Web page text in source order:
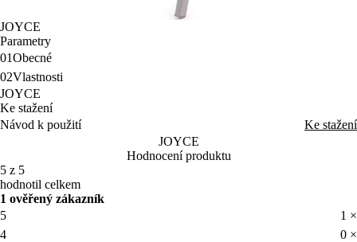
JOYCE
Parametry
01Obecné
02Vlastnosti
JOYCE
Ke stažení
Návod k použití
Ke stažení
JOYCE
Hodnocení produktu
5 z 5
hodnotil celkem
1 ověřený zákazník
5
1 ×
4
0 ×